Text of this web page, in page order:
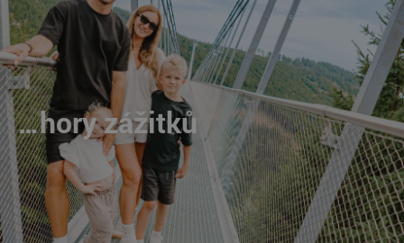
…hory zážitků
…hory zážitků